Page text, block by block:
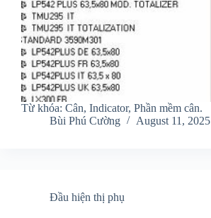
Từ khóa: Cân, Indicator, Phần mềm cân.
Bùi Phú Cường
August 11, 2025
Đầu hiện thị phụ